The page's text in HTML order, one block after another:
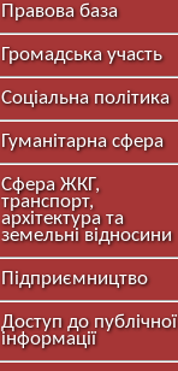
Правова база
Громадська участь
Соціальна політика
Гуманітарна сфера
Сфера ЖКГ,
транспорт,
архітектура та
земельні відносини
Підприємництво
Доступ до публічної
інформації